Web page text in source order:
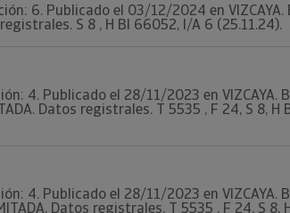
6. Publicado el 03/12/2024 en VIZCAYA.
S 8 , H BI 66052, I/A 6 (25.11.24).
4. Publicado el 28/11/2023 en VIZCAYA.
Datos registrales. T 5535 , F 24, S 8,
4. Publicado el 28/11/2023 en VIZCAYA.
Datos registrales. T 5535 , F 24, S 8,